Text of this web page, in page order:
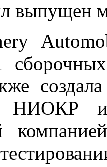
выпущен
НИОКР и